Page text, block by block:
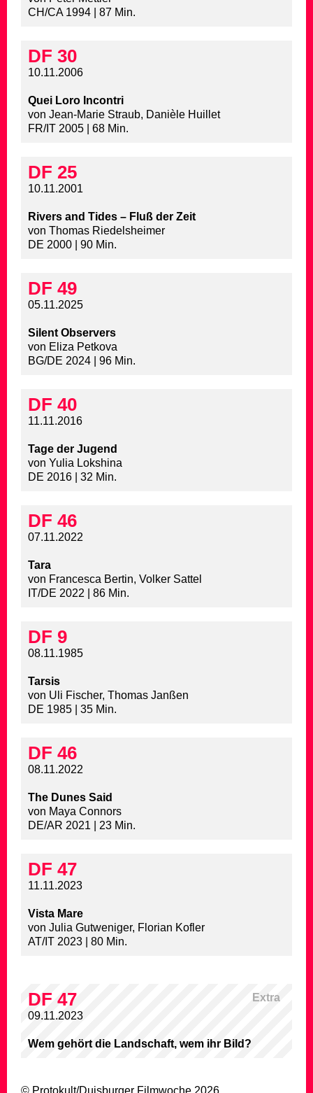
CH/CA 1994 | 87 Min.
DF 30
10.11.2006
Quei Loro Incontri
von Jean-Marie Straub, Danièle Huillet
FR/IT 2005 | 68 Min.
DF 25
10.11.2001
Rivers and Tides – Fluß der Zeit
von Thomas Riedelsheimer
DE 2000 | 90 Min.
DF 49
05.11.2025
Silent Observers
von Eliza Petkova
BG/DE 2024 | 96 Min.
DF 40
11.11.2016
Tage der Jugend
von Yulia Lokshina
DE 2016 | 32 Min.
DF 46
07.11.2022
Tara
von Francesca Bertin, Volker Sattel
IT/DE 2022 | 86 Min.
DF 9
08.11.1985
Tarsis
von Uli Fischer, Thomas Janßen
DE 1985 | 35 Min.
DF 46
08.11.2022
The Dunes Said
von Maya Connors
DE/AR 2021 | 23 Min.
DF 47
11.11.2023
Vista Mare
von Julia Gutweniger, Florian Kofler
AT/IT 2023 | 80 Min.
Extra
DF 47
09.11.2023
Wem gehört die Landschaft, wem ihr Bild?